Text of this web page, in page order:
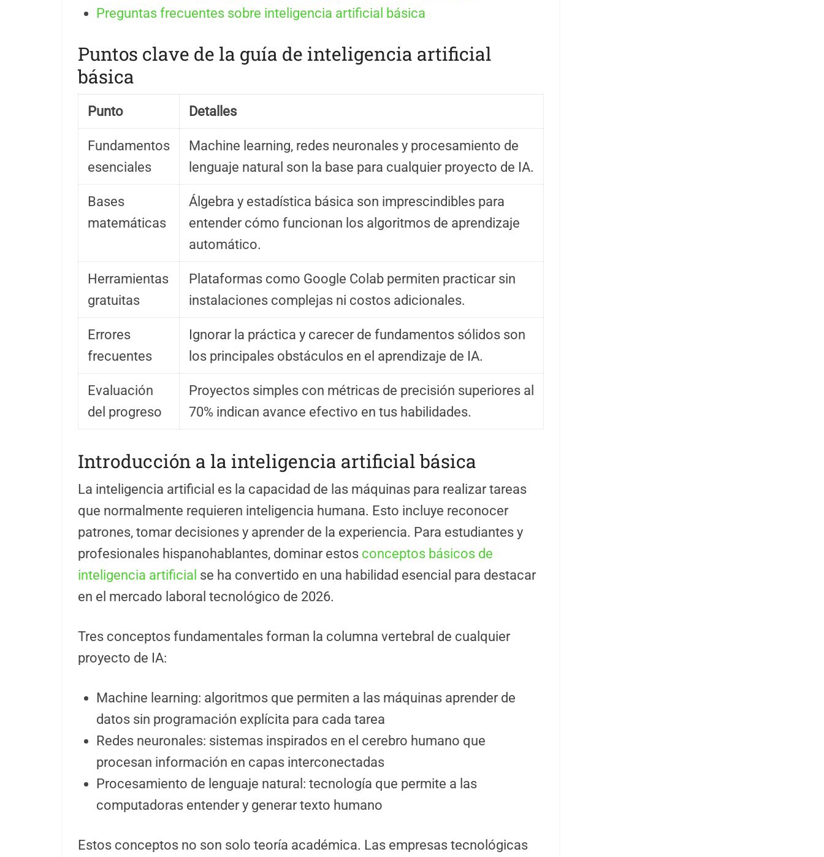
Preguntas frecuentes sobre inteligencia artificial básica
Puntos clave de la guía de inteligencia artificial
básica
Punto Detalles
Fundamentos
esenciales
Machine learning, redes neuronales y procesamiento de
lenguaje natural son la base para cualquier proyecto de IA.
Bases
matemáticas
Álgebra y estadística básica son imprescindibles para
entender cómo funcionan los algoritmos de aprendizaje
automático.
Herramientas
gratuitas
Plataformas como Google Colab permiten practicar sin
instalaciones complejas ni costos adicionales.
Errores
frecuentes
Ignorar la práctica y carecer de fundamentos sólidos son
los principales obstáculos en el aprendizaje de IA.
Evaluación
del progreso
Proyectos simples con métricas de precisión superiores al
70% indican avance efectivo en tus habilidades.
Introducción a la inteligencia artificial básica
La inteligencia artificial es la capacidad de las máquinas para realizar tareas
que normalmente requieren inteligencia humana. Esto incluye reconocer
patrones, tomar decisiones y aprender de la experiencia. Para estudiantes y
profesionales hispanohablantes, dominar estos conceptos básicos de
inteligencia artificial se ha convertido en una habilidad esencial para destacar
en el mercado laboral tecnológico de 2026.
Tres conceptos fundamentales forman la columna vertebral de cualquier
proyecto de IA:
Machine learning: algoritmos que permiten a las máquinas aprender de
datos sin programación explícita para cada tarea
Redes neuronales: sistemas inspirados en el cerebro humano que
procesan información en capas interconectadas
Procesamiento de lenguaje natural: tecnología que permite a las
computadoras entender y generar texto humano
Estos conceptos no son solo teoría académica. Las empresas tecnológicas